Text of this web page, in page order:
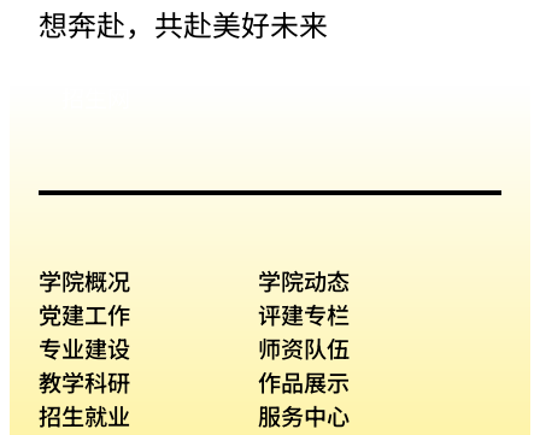
想奔赴，共赴美好未来
学院概况
学院动态
党建工作
评建专栏
专业建设
师资队伍
教学科研
作品展示
招生就业
服务中心